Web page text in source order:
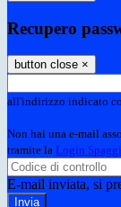
Recupero
button close ×
all'indirizzo indicato
Non hai una e-mail
tramite la Login
E-mail inviata, si